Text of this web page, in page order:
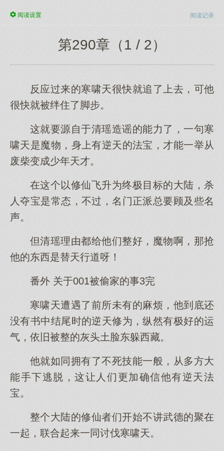
阅读记录
阅读设置
第290章（1 / 2）
反应过来的寒啸天很快就追了上去，可他
很快就被绊住了脚步。
这就要源自于清瑶造谣的能力了，一句寒
啸天是魔物，身上有逆天的法宝，才能一举从
废柴变成少年天才。
在这个以修仙飞升为终极目标的大陆，杀
人夺宝是常态，不过，名门正派总要顾及些名
声。
但清瑶理由都给他们整好，魔物啊，那抢
他的东西是替天行道呀！
番外 关于001被偷家的事3完
寒啸天遭遇了前所未有的麻烦，他到底还
没有书中结尾时的逆天修为，纵然有极好的运
气，依旧被整的灰头土脸东躲西藏。
他就如同拥有了不死技能一般，从多方大
能手下逃脱，这让人们更加确信他有逆天法
宝。
整个大陆的修仙者们开始不讲武德的聚在
一起，联合起来一同讨伐寒啸天。